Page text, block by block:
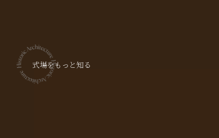
式場をもっと知る